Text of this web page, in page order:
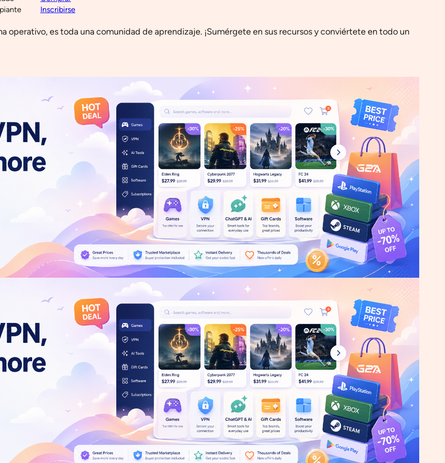
Inscribirse
operativo, es toda una comunidad de aprendizaje. ¡Sumérgete en sus recursos y conviértete en todo un